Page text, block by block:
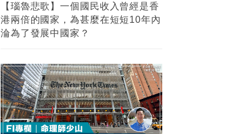
【瑙魯悲歌】一個國民收入曾經是香
港兩倍的國家，為甚麼在短短10年內
淪為了發展中國家？